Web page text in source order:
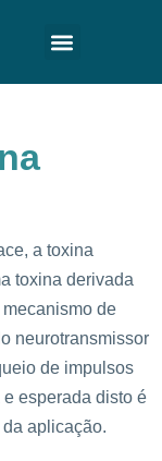
a toxina
toxina derivada
de
neurotransmissor
de impulsos
esperada disto é
da aplicação.